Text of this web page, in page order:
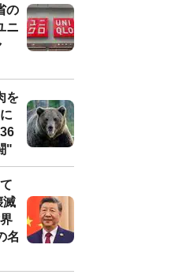
の
ニ
を
"
滅
名